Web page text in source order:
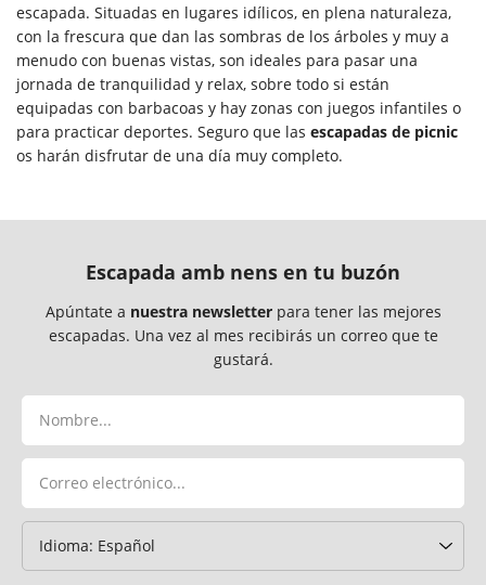
escapada. Situadas en lugares idílicos, en plena naturaleza,
con la frescura que dan las sombras de los árboles y muy a
menudo con buenas vistas, son ideales para pasar una
jornada de tranquilidad y relax, sobre todo si están
equipadas con barbacoas y hay zonas con juegos infantiles o
para practicar deportes. Seguro que las escapadas de picnic
os harán disfrutar de una día muy completo.
Escapada amb nens en tu buzón
Apúntate a nuestra newsletterpara tener las mejores
escapadas. Una vez al mes recibirás un correo que te
gustará.